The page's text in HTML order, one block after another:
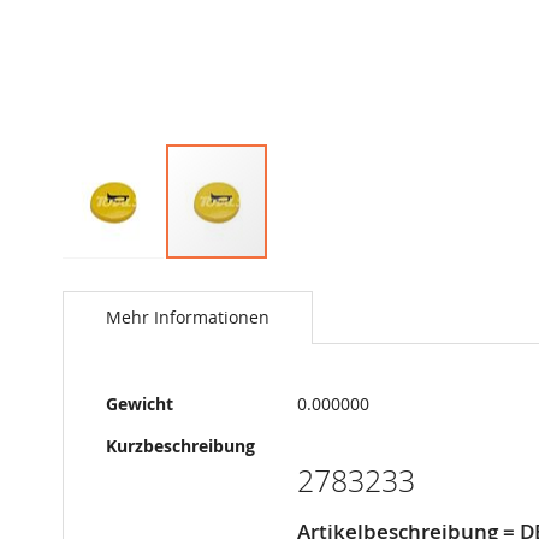
zum
AnfangMehr Informationen
Mehr
Informationen
Gewicht
0.000000
Kurzbeschreibung
2783233
Artikelbeschreibung =